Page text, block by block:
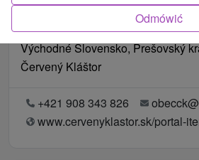
Lokalizacja
Východné Slovensko, Prešovský
Červený Kláštor
+421 908 343 826
www.cervenyklastor.sk/portal-
Odmówić